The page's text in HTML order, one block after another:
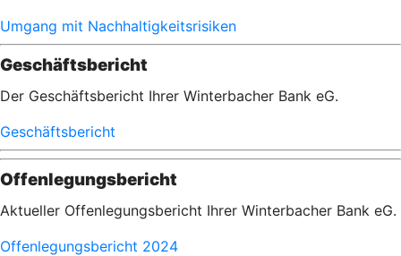
Umgang mit Nachhaltigkeitsrisiken
Geschäftsbericht
Der Geschäftsbericht Ihrer Winterbacher Bank eG.
Geschäftsbericht
Offenlegungsbericht
Aktueller Offenlegungsbericht Ihrer Winterbacher Bank eG.
Offenlegungsbericht 2024